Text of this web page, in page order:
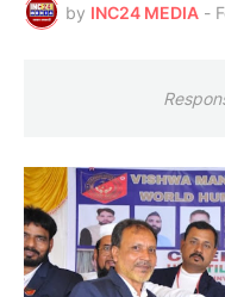
by INC24 MEDIA -